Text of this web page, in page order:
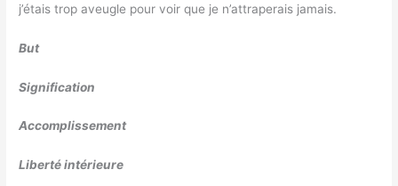
j’étais trop aveugle pour voir que je n’attraperais jamais.
But
Signification
Accomplissement
Liberté intérieure